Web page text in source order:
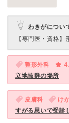
わきがについ
【専門医・資格】
整形外科
立地抜群の場所
皮膚科 け
すがる思いで受診